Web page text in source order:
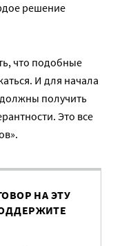
решение
что подобные
И для начала
получить
Это все
НА ЭТУ